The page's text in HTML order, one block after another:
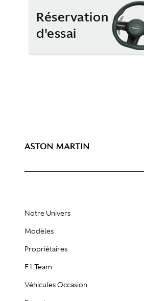
Réservation
d'essai
Notre Univers
Modèles
Propriétaires
F1 Team
Véhicules Occasion